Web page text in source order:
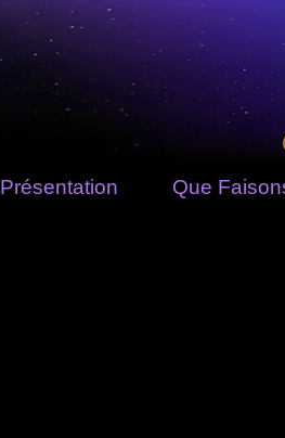
Présentation Que